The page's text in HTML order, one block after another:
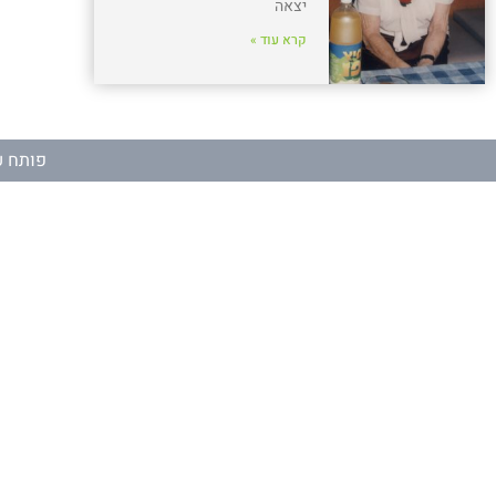
יצאה
קרא עוד »
פותח